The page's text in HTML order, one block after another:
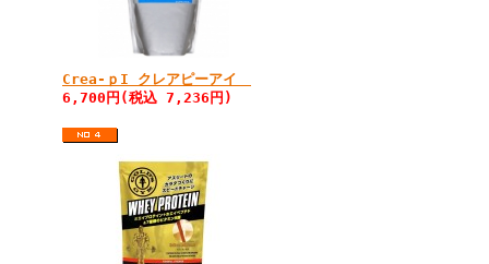
Crea-ｐI クレアピーアイ
6,700円(税込 7,236円)